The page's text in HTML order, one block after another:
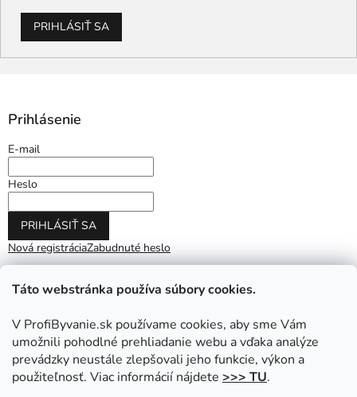
Táto webstránka používa súbory cookies.
V ProfiByvanie.sk používame cookies, aby sme Vám
umožnili pohodlné prehliadanie webu a vďaka analýze
prevádzky neustále zlepšovali jeho funkcie, výkon a
použiteľnosť. Viac informácií nájdete >>> TU.
PRIHLÁSIŤ SA
Prihlásenie
E-mail
Heslo
PRIHLÁSIŤ SA
Nová registráciaZabudnuté heslo